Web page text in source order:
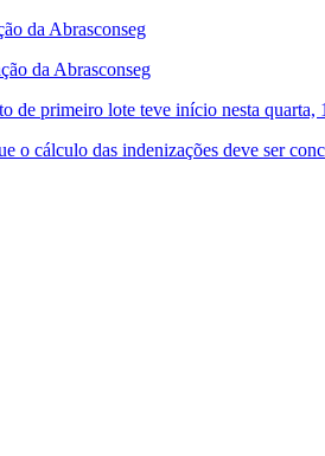
da Abrasconseg
da Abrasconseg
de primeiro lote teve início nesta quarta,
o cálculo das indenizações deve ser